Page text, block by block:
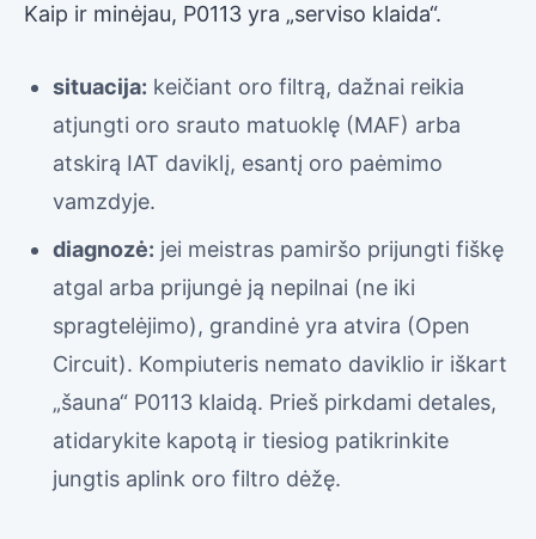
Kaip ir minėjau, P0113 yra „serviso klaida“.
situacija: keičiant oro filtrą, dažnai reikia
atjungti oro srauto matuoklę (MAF) arba
atskirą IAT daviklį, esantį oro paėmimo
vamzdyje.
diagnozė: jei meistras pamiršo prijungti fiškę
atgal arba prijungė ją nepilnai (ne iki
spragtelėjimo), grandinė yra atvira (Open
Circuit). Kompiuteris nemato daviklio ir iškart
„šauna“ P0113 klaidą. Prieš pirkdami detales,
atidarykite kapotą ir tiesiog patikrinkite
jungtis aplink oro filtro dėžę.